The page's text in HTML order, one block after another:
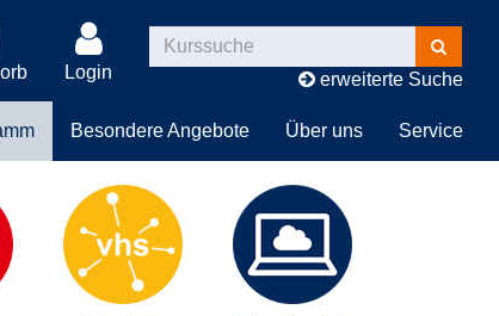
Login
Kurse
suchen
erweiterte Suche
Besondere Angebote Über uns Service